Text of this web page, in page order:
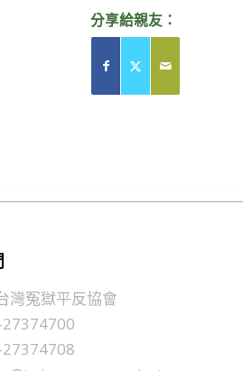
分享給親友：
灣冤獄平反協會